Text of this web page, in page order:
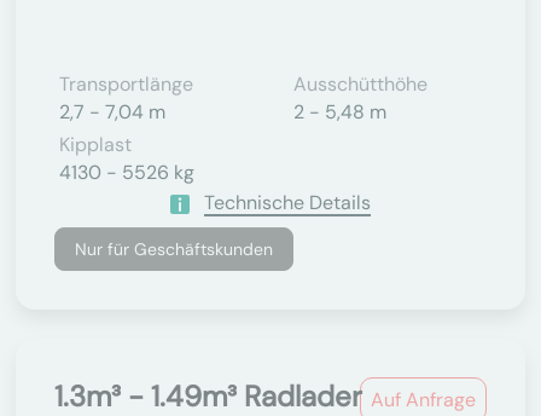
Transportlänge
2,7 - 7,04 m
Ausschütthöhe
2 - 5,48 m
Kipplast
4130 - 5526 kg
Technische Details
Nur für Geschäftskunden
Auf Anfrage
1.3m³ - 1.49m³ Radlader